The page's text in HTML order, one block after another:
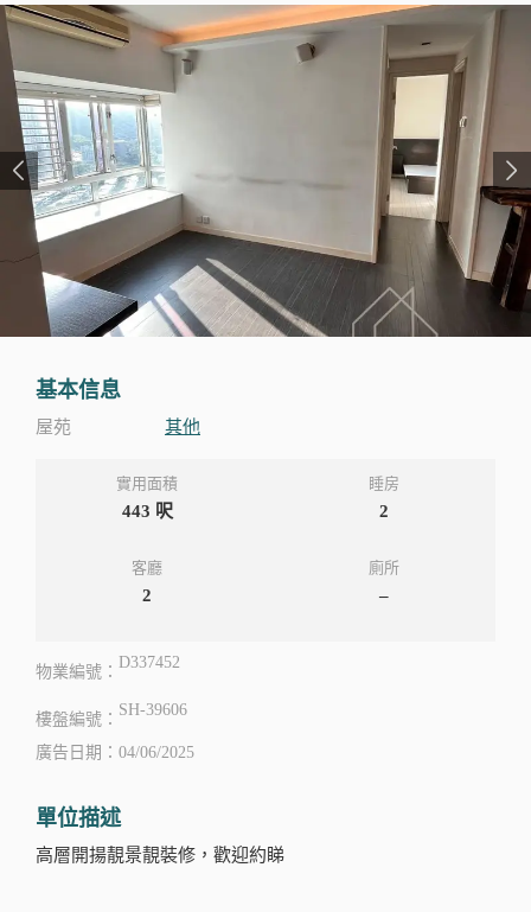
基本信息
屋苑 其他
實用面積
443 呎
睡房
2
客廳
2
廁所
–
物業編號：
D337452
樓盤編號：
SH-39606
廣告日期：04/06/2025
單位描述
高層開揚靚景靚裝修，歡迎約睇